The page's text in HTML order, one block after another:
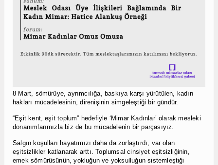
8 Mart, sömürüye, ayrımcılığa, baskıya karşı yürütülen, kadın
hakları mücadelesinin, direnişinin simgeleştiği bir gündür.
“Eşit kent, eşit toplum” hedefiyle ‘Mimar Kadınlar’ olarak mesleki
donanımlarımızla biz de bu mücadelenin bir parçasıyız.
Salgın koşulları hayatımızı daha da zorlaştırdı, var olan
eşitsizlikler katlanarak arttı. Toplumsal cinsiyet eşitsizliğinin,
emek sömürüsünün, yokluğun ve yoksulluğun sistemleştiği